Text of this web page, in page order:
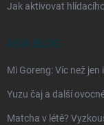
Jak aktivovat
ASIA BLOG
Mi Goreng: Víc než
Yuzu čaj a další
Matcha v létě?